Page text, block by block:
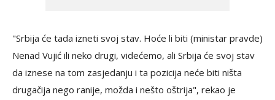
"Srbija će tada izneti svoj stav. Hoće li biti (ministar pravde)
Nenad Vujić ili neko drugi, videćemo, ali Srbija će svoj stav
da iznese na tom zasjedanju i ta pozicija neće biti ništa
drugačija nego ranije, možda i nešto oštrija", rekao je